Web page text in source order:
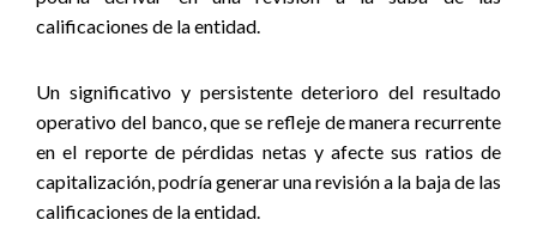
calificaciones de la entidad.
Un significativo y persistente deterioro del resultado
operativo del banco, que se refleje de manera recurrente
en el reporte de pérdidas netas y afecte sus ratios de
capitalización, podría generar una revisión a la baja de las
calificaciones de la entidad.